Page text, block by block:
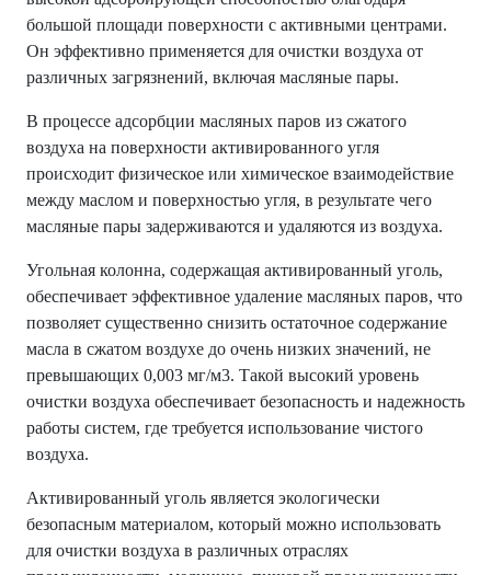
большой площади поверхности с активными центрами.
Он эффективно применяется для очистки воздуха от
различных загрязнений, включая масляные пары.
В процессе адсорбции масляных паров из сжатого
воздуха на поверхности активированного угля
происходит физическое или химическое взаимодействие
между маслом и поверхностью угля, в результате чего
масляные пары задерживаются и удаляются из воздуха.
Угольная колонна, содержащая активированный уголь,
обеспечивает эффективное удаление масляных паров, что
позволяет существенно снизить остаточное содержание
масла в сжатом воздухе до очень низких значений, не
превышающих 0,003 мг/м3. Такой высокий уровень
очистки воздуха обеспечивает безопасность и надежность
работы систем, где требуется использование чистого
воздуха.
Активированный уголь является экологически
безопасным материалом, который можно использовать
для очистки воздуха в различных отраслях